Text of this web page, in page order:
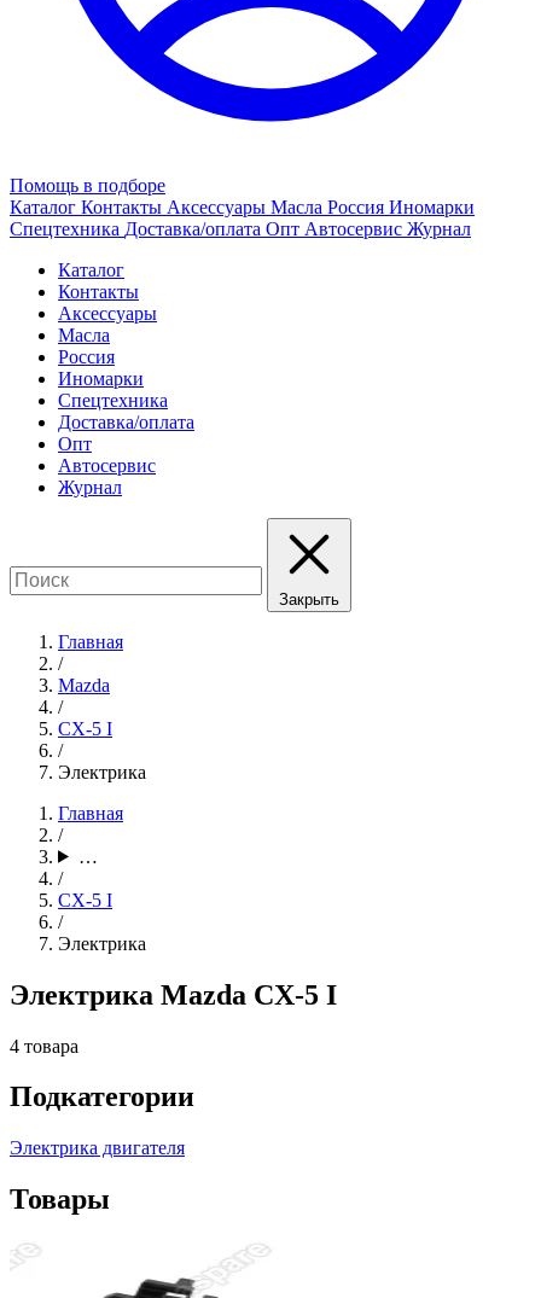
Помощь в подборе
Каталог Контакты Аксессуары Масла Россия Иномарки
Спецтехника Доставка/оплата Опт Автосервис Журнал
Каталог
Контакты
Аксессуары
Масла
Россия
Иномарки
Спецтехника
Доставка/оплата
Опт
Автосервис
Журнал
Закрыть
Главная
/
Mazda
/
CX-5 I
/
Электрика
Главная
/
…
/
CX-5 I
/
Электрика
Электрика Mazda CX-5 I
4 товара
Подкатегории
Электрика двигателя
Товары